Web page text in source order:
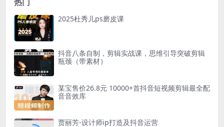
2025杜秀儿ps磨皮课
抖音八条自制，剪辑实战课，思维引导突破剪辑
瓶颈（带素材）
某宝售价26.8元 10000+首抖音短视频剪辑最全配
音音效库
贾丽芳-设计师ip打造及抖音运营